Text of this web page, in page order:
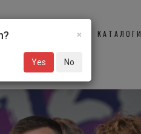
УЧАСТНИКИ КАТАЛОГИ
×
Yes No